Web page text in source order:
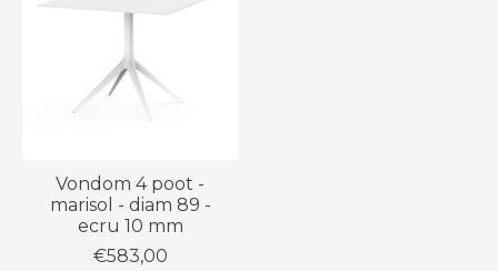
Vondom 4 poot -
marisol - diam 89 -
ecru 10 mm
€583,00